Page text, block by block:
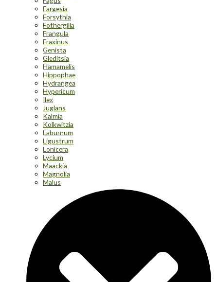
Fargesia
Forsythia
Fothergilla
Frangula
Fraxinus
Genista
Gleditsia
Hamamelis
Hippophae
Hydrangea
Hypericum
Ilex
Juglans
Kalmia
Kolkwitzia
Laburnum
Ligustrum
Lonicera
Lycium
Maackia
Magnolia
Malus